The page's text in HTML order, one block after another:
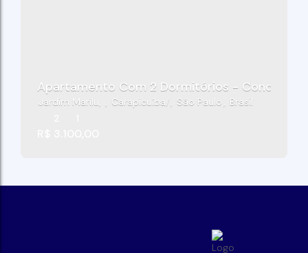
Apartamento Com 2 Dormitórios -
Jardim Marilu Carapicuíba São Paulo
Brasil